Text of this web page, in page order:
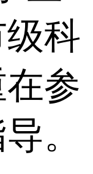
科
参
。